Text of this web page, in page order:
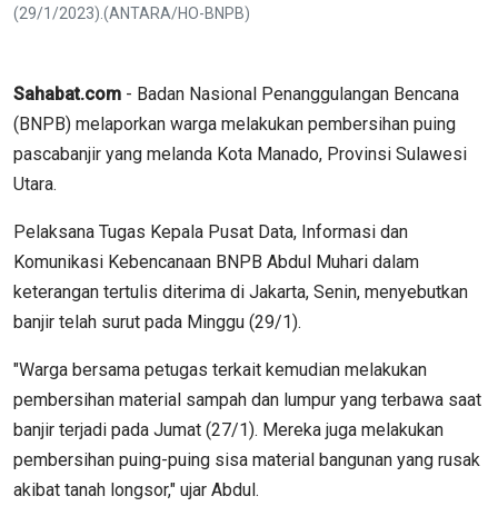
(29/1/2023).(ANTARA/HO-BNPB)
Sahabat.com - Badan Nasional Penanggulangan Bencana
(BNPB) melaporkan warga melakukan pembersihan puing
pascabanjir yang melanda Kota Manado, Provinsi Sulawesi
Utara.
Pelaksana Tugas Kepala Pusat Data, Informasi dan
Komunikasi Kebencanaan BNPB Abdul Muhari dalam
keterangan tertulis diterima di Jakarta, Senin, menyebutkan
banjir telah surut pada Minggu (29/1).
"Warga bersama petugas terkait kemudian melakukan
pembersihan material sampah dan lumpur yang terbawa saat
banjir terjadi pada Jumat (27/1). Mereka juga melakukan
pembersihan puing-puing sisa material bangunan yang rusak
akibat tanah longsor," ujar Abdul.